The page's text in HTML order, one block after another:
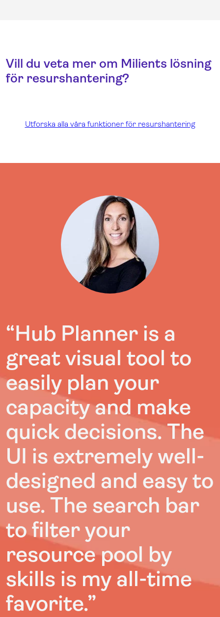
Vill du veta mer om Milients lösning
för resurshantering?
Utforska alla våra funktioner för resurshantering
“Hub Planner is a
great visual tool to
easily plan your
capacity and make
quick decisions. The
UI is extremely well-
designed and easy to
use. The search bar
to filter your
resource pool by
skills is my all-time
favorite.”